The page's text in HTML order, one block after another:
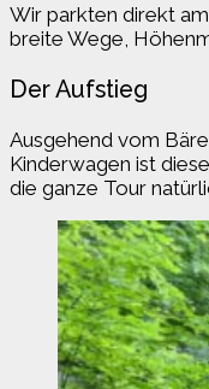
Wir parkten direkt
breite Wege,
Der Aufstieg
Ausgehend vom
Kinderwagen ist
die ganze Tour